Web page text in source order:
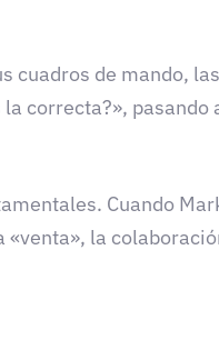
cuadros de mando,
correcta?», pasando
Cuando
la